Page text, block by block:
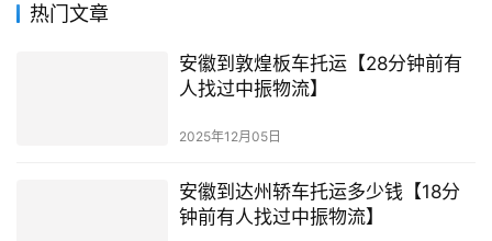
热门文章
安徽到敦煌板车托运【28分钟前有
人找过中振物流】
2025年12月05日
安徽到达州轿车托运多少钱【18分
钟前有人找过中振物流】